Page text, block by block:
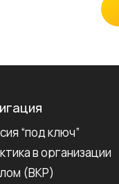
“под ключ”
в организации
(ВКР)